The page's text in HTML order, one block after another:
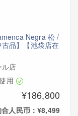
Negra 松 /
品】【池袋店在
ル店
用
¥186,800
合人民币：¥8,499